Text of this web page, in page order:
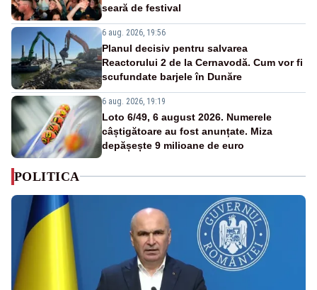
seară de festival
6 aug. 2026, 19:56
Planul decisiv pentru salvarea
Reactorului 2 de la Cernavodă. Cum vor fi
scufundate barjele în Dunăre
6 aug. 2026, 19:19
Loto 6/49, 6 august 2026. Numerele
câștigătoare au fost anunțate. Miza
depășește 9 milioane de euro
POLITICA